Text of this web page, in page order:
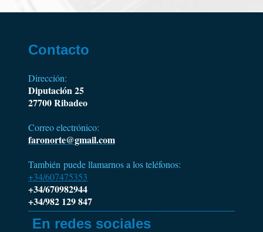
Contacto
Dirección:
Diputación 25
27700 Ribadeo
Correo electrónico:
faronorte@gmail.com
También puede llamarnos a los teléfonos:
+34/607475353
+34/670982944
+34/982 129 847
En redes sociales